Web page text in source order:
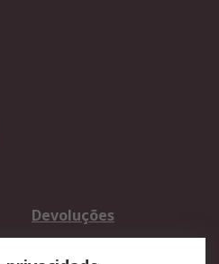
Devoluções